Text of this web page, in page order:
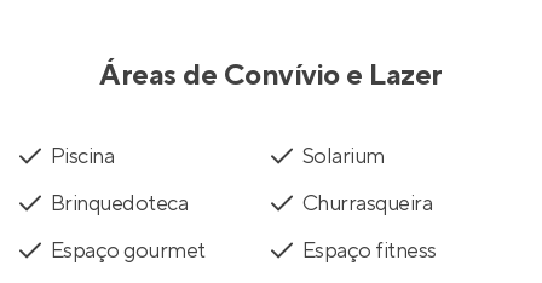
Áreas de Convívio e Lazer
Piscina
Solarium
Brinquedoteca
Churrasqueira
Espaço gourmet
Espaço fitness